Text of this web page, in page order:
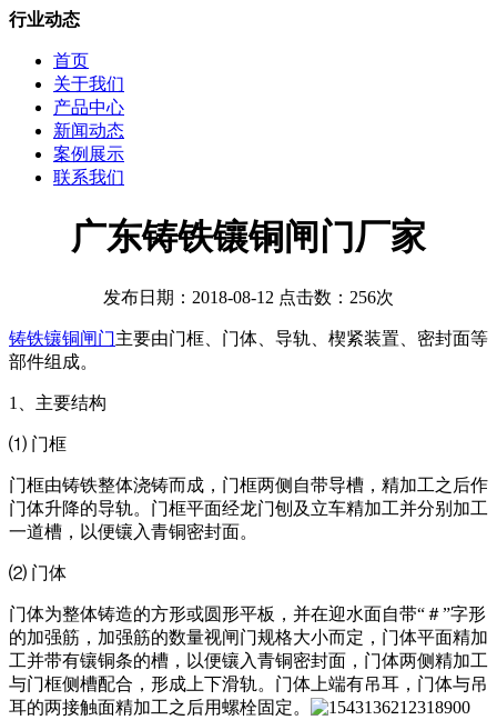
行业动态
首页
关于我们
产品中心
新闻动态
案例展示
联系我们
广东铸铁镶铜闸门厂家
发布日期：2018-08-12 点击数：256次
铸铁镶铜闸门主要由门框、门体、导轨、楔紧装置、密封面等
部件组成。
1、主要结构
⑴ 门框
门框由铸铁整体浇铸而成，门框两侧自带导槽，精加工之后作
门体升降的导轨。门框平面经龙门刨及立车精加工并分别加工
一道槽，以便镶入青铜密封面。
⑵ 门体
门体为整体铸造的方形或圆形平板，并在迎水面自带“＃”字形
的加强筋，加强筋的数量视闸门规格大小而定，门体平面精加
工并带有镶铜条的槽，以便镶入青铜密封面，门体两侧精加工
与门框侧槽配合，形成上下滑轨。门体上端有吊耳，门体与吊
耳的两接触面精加工之后用螺栓固定。